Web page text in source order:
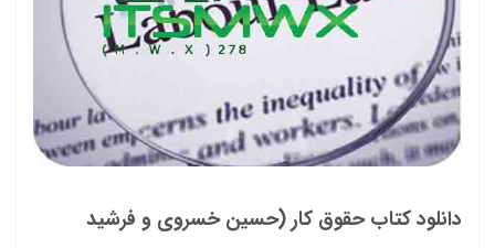
دانلود کتاب حقوق کار (حسین خسروی و فرشید